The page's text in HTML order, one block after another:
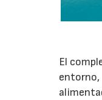
El
entorno,